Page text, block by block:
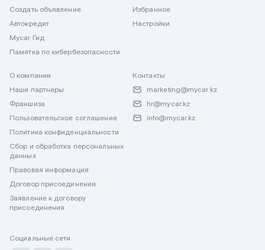
Создать объявление
Автокредит
Mycar Гид
Памятка по кибербезопасности
Избранное
Настройки
О компании
Наши партнеры
Франшиза
Пользовательское соглашение
Политика конфиденциальности
Сбор и обработка персональных
данных
Правовая информация
Договор присоединения
Заявление к договору
присоединения
Контакты
marketing@mycar.kz
hr@mycar.kz
info@mycar.kz
Социальные сети